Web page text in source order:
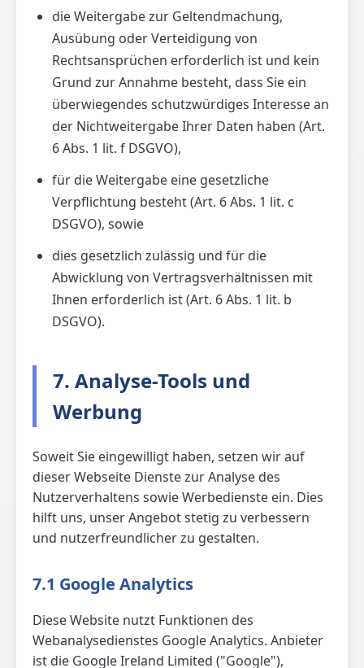
die Weitergabe zur Geltendmachung,
Ausübung oder Verteidigung von
Rechtsansprüchen erforderlich ist und kein
Grund zur Annahme besteht, dass Sie ein
überwiegendes schutzwürdiges Interesse an
der Nichtweitergabe Ihrer Daten haben (Art.
6 Abs. 1 lit. f DSGVO),
für die Weitergabe eine gesetzliche
Verpflichtung besteht (Art. 6 Abs. 1 lit. c
DSGVO), sowie
dies gesetzlich zulässig und für die
Abwicklung von Vertragsverhältnissen mit
Ihnen erforderlich ist (Art. 6 Abs. 1 lit. b
DSGVO).
7. Analyse-Tools und
Werbung
Soweit Sie eingewilligt haben, setzen wir auf
dieser Webseite Dienste zur Analyse des
Nutzerverhaltens sowie Werbedienste ein. Dies
hilft uns, unser Angebot stetig zu verbessern
und nutzerfreundlicher zu gestalten.
7.1 Google Analytics
Diese Website nutzt Funktionen des
Webanalysedienstes Google Analytics. Anbieter
ist die Google Ireland Limited ("Google"),